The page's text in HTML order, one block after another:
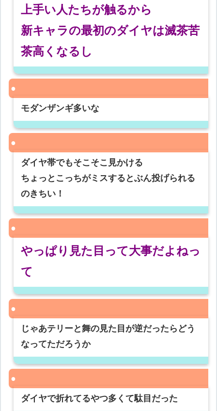
上手い人たちが触るから
新キャラの最初のダイヤは滅茶苦
茶高くなるし
モダンザンギ多いな
ダイヤ帯でもそこそこ見かける
ちょっとこっちがミスするとぶん投げられる
のきちい！
やっぱり見た目って大事だよねっ
て
じゃあテリーと舞の見た目が逆だったらどう
なってただろうか
ダイヤで折れてるやつ多くて駄目だった